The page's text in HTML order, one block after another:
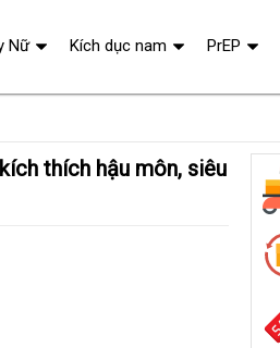
Nữ Kích dục nam PrEP